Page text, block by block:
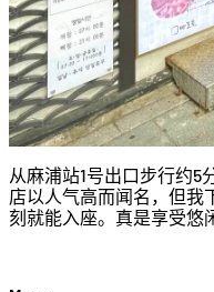
从麻浦站1号出口步行约5
店以人气高而闻名，但我
刻就能入座。真是享受悠